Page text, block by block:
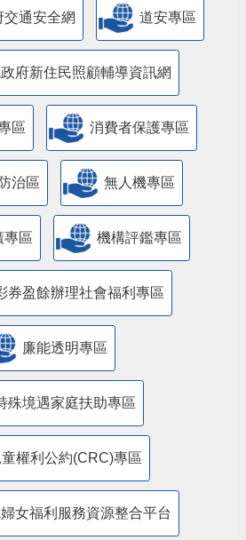
通安全網 道安專區
府新住民照顧輔導資訊網
區 消費者保護專區
治區 無人機專區
專區 機構評鑑專區
券盈餘辦理社會福利專區
廉能透明專區
殊境遇家庭扶助專區
童權利公約(CRC)專區
女福利服務資源整合平台